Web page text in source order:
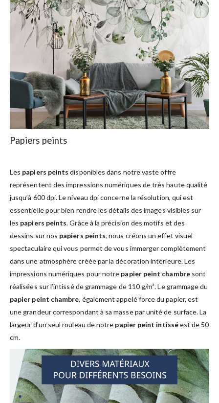
Papiers peints
Les papiers peints disponibles dans notre vaste offre
représentent des impressions numériques de très haute qualité
jusqu’à 600 dpi. Le niveau dpi concerne la résolution, qui est
essentielle pour bien rendre les détails des images visibles sur
les papiers peints. Grâce à la précision des motifs et des
dessins sur nos papiers peints, nous créons un effet visuel
spectaculaire qui vous permet de vous immerger complètement
dans une atmosphère créée par la décoration intérieure. Les
impressions numériques pour notre papier peint chambresont
réalisées sur l’intissé de grammage de 110 g/m². Le grammage du
papier peint chambre, également appelé force du papier, est
une grandeur correspondant à sa masse par unité de surface. La
largeur d’un seul rouleau de notre papier peint intisséest de 50
cm.